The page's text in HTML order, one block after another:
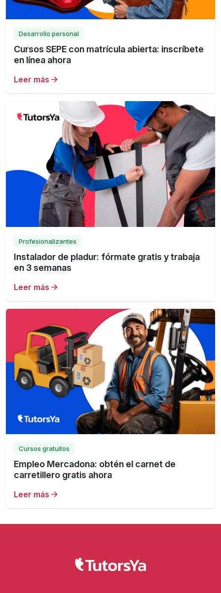
Desarrollo personal
Cursos SEPE con matrícula abierta: inscríbete
en línea ahora
Leer más
Profesionalizantes
Instalador de pladur: fórmate gratis y trabaja
en 3 semanas
Leer más
Cursos gratuitos
Empleo Mercadona: obtén el carnet de
carretillero gratis ahora
Leer más